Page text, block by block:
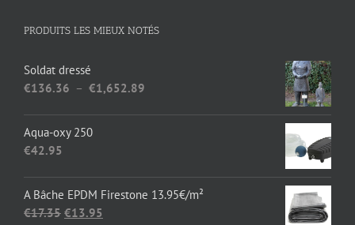
PRODUITS LES MIEUX NOTÉS
Soldat dressé
€136.36 – €1,652.89
€1,652.89
Aqua-oxy 250
€42.95
A Bâche EPDM Firestone 13.95€/m²
€17.35 Le
€13.95